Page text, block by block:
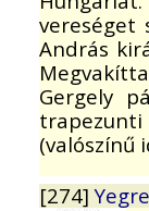
vereséget
András
Gergely
trapezunti
(valószínű
[274]